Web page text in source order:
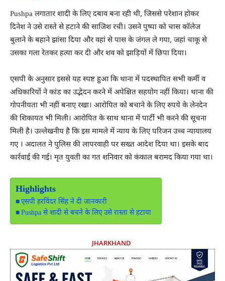
Pushpa लगातार शादी के लिए दबाव बना रही थी, जिससे परेशान होकर
दिनेश ने उसे रास्ते से हटाने की साजिश रची। उसने पुष्पा को चास कॉलेज
बुलाने के बहाने झांसा दिया और वहां से पास के जंगल ले गया, जहां चाकू से
उसका गला रेतकर हत्या कर दी और शव को झाड़ियों में छिपा दिया।
एसपी के अनुसार इससे यह स्पष्ट हुआ कि थाना में पदस्थापित सभी कर्मी व
अधिकारियों ने कांड का उद्भेदन करने में अपेक्षित सहयोग नहीं किया। थाना की
गोपनीयता भी नहीं बनाए रखा। आरोपित को बचाने के लिए रुपये के लेनदेन
की शिकायत भी मिली। आरोपित के साथ थाना में पार्टी भी करने की सूचना
मिली है। उल्लेखनीय है कि इस मामले में न्याय के लिए परिजन उच्च न्यायालय
गए । अदालत ने पुलिस की लापरवाही पर सख्त आदेश दिया था। इसके बाद
कार्रवाई की गई। मृत युवती का गत शनिवार को कंकाल बरामद किया गया था।
Highlights
एसपी हरविंदर सिंह ने दी जानकारी
Pushpa से शादी से बचने के लिए उसे रास्ता से हटाया
JHARKHAND